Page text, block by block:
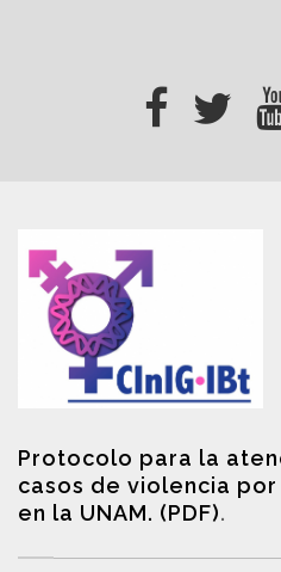
Protocolo para la
casos de violencia
en la UNAM. (PDF).